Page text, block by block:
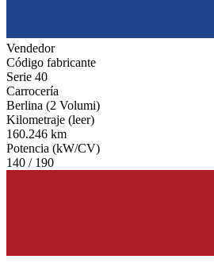
Vendedor
Código fabricante
Serie 40
Carrocería
Berlina (2 Volumi)
Kilometraje (leer)
160.246 km
Potencia (kW/CV)
140 / 190